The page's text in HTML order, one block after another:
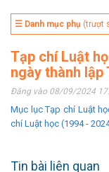
☰ Danh mục phụ (trượt
Tạp chí Luật
ngày thành lập
Đăng vào 08/09/2024
Mục lục Tạp chí Luật
chí Luật học (1994 -
Tin bài liên quan